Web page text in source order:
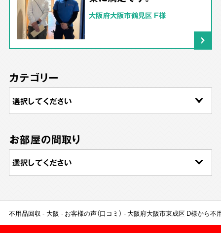
大阪府大阪市鶴見区 F様
カテゴリー
お部屋の間取り
不用品回収 大阪 お客様の声（口コミ） 大阪府大阪市東成区 D様から不